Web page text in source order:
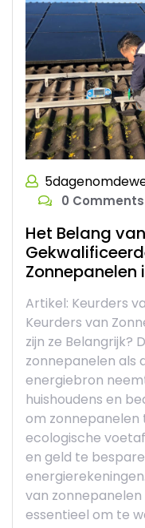
0 Comments
Het Belang van
Zonnepanelen
Artikel: Keurders
Keurders van
zijn ze Belangrijk?
zonnepanelen als
energiebron
huishoudens en
om zonnepanelen
ecologische
en geld te
van
essentieel om te